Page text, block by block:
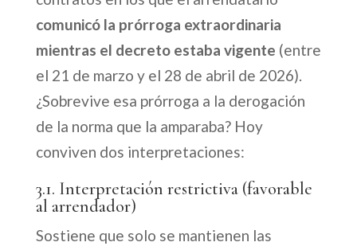
comunicó la prórroga extraordinaria
mientras el decreto estaba vigente (entre
el 21 de marzo y el 28 de abril de 2026).
¿Sobrevive esa prórroga a la derogación
de la norma que la amparaba? Hoy
conviven dos interpretaciones:
3.1. Interpretación restrictiva (favorable
al arrendador)
Sostiene que solo se mantienen las